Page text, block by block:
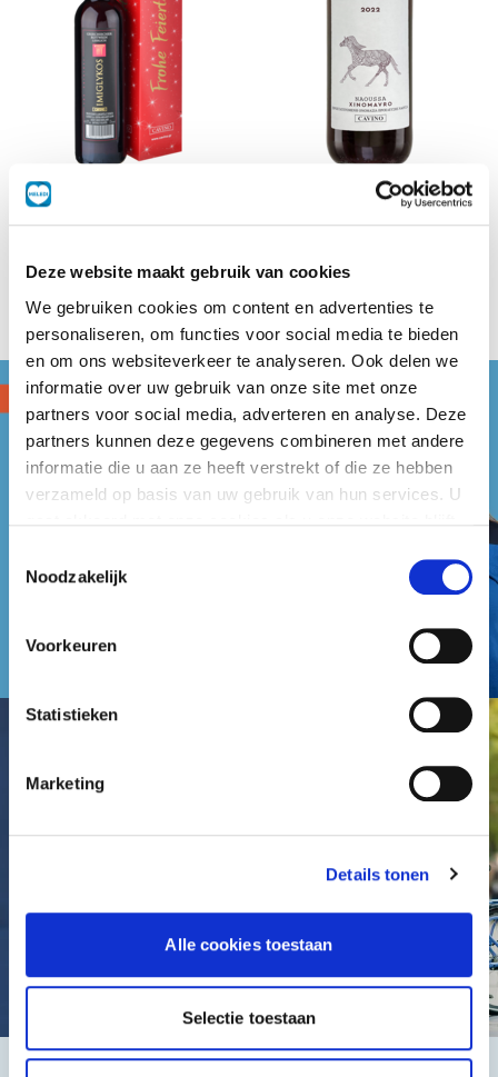
Deze website maakt gebruik van cookies
We gebruiken cookies om content en advertenties te
personaliseren, om functies voor social media te bieden
en om ons websiteverkeer te analyseren. Ook delen we
informatie over uw gebruik van onze site met onze
partners voor social media, adverteren en analyse. Deze
partners kunnen deze gegevens combineren met andere
informatie die u aan ze heeft verstrekt of die ze hebben
verzameld op basis van uw gebruik van hun services. U
Noodzakelijk
Voorkeuren
Statistieken
Marketing
Details tonen
Alle cookies toestaan
Selectie toestaan
Naoussa